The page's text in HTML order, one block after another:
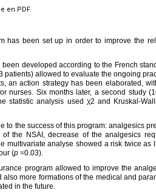
en PDF.
has been set up in order to improve the
developed according to the French
patients) allowed to evaluate the ongoing
an action strategy has been elaborated,
nurses. Six months later, a second study
statistic analysis used χ2 and Kruskal-
to the success of this program: analgesics
the NSAI, decrease of the analgesics
multivariate analyse showed a risk twice as
(p =0.03).
program allowed to improve the
more formations of the medical and
in the future.